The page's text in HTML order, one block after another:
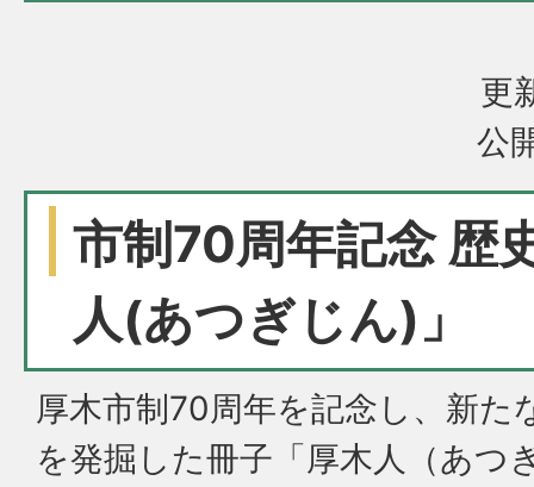
更
公
市制70周年記念 歴
人(あつぎじん)」
厚木市制70周年を記念し、新た
を発掘した冊子「厚木人（あつ